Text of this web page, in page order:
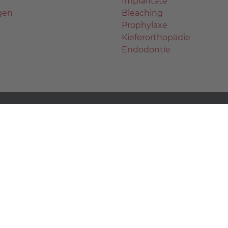
Bleaching
Prophylaxe
Kieferorthopädie
Endodontie